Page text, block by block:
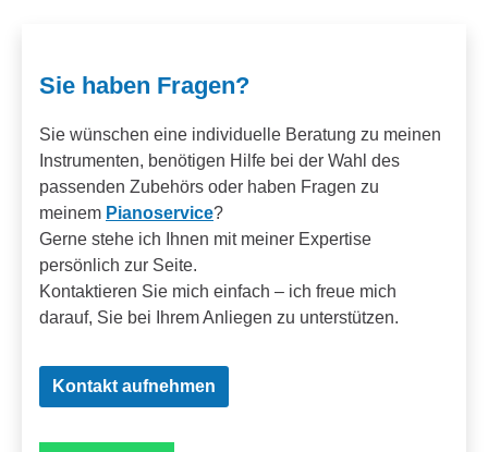
Sie haben Fragen?
Sie wünschen eine individuelle Beratung zu meinen
Instrumenten, benötigen Hilfe bei der Wahl des
passenden Zubehörs oder haben Fragen zu
meinem Pianoservice?
Gerne stehe ich Ihnen mit meiner Expertise
persönlich zur Seite.
Kontaktieren Sie mich einfach – ich freue mich
darauf, Sie bei Ihrem Anliegen zu unterstützen.
Kontakt aufnehmen